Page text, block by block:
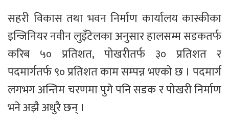
सहरी विकास तथा भवन निर्माण कार्यालय कास्कीका
इन्जिनियर नवीन लुइँटेलका अनुसार हालसम्म सडकतर्फ
करिब ५० प्रतिशत, पोखरीतर्फ ३० प्रतिशत र
पदमार्गतर्फ ९० प्रतिशत काम सम्पन्न भएको छ । पदमार्ग
लगभग अन्तिम चरणमा पुगे पनि सडक र पोखरी निर्माण
भने अझै अधुरै छन् ।